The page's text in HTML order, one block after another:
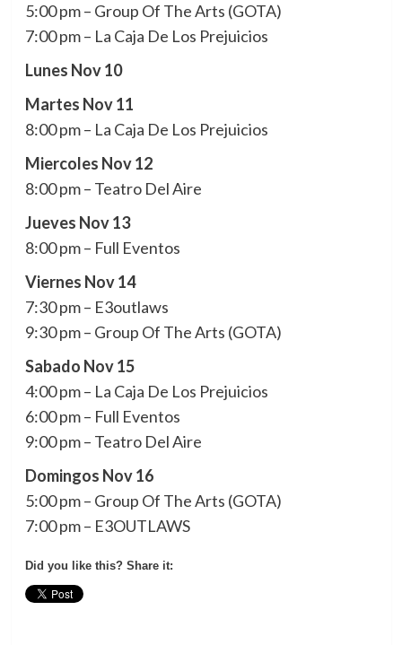
5:00 pm – Group Of The Arts (GOTA)
7:00 pm – La Caja De Los Prejuicios
Lunes Nov 10
Martes Nov 11
8:00 pm – La Caja De Los Prejuicios
Miercoles Nov 12
8:00 pm – Teatro Del Aire
Jueves Nov 13
8:00 pm – Full Eventos
Viernes Nov 14
7:30 pm – E3outlaws
9:30 pm – Group Of The Arts (GOTA)
Sabado Nov 15
4:00 pm – La Caja De Los Prejuicios
6:00 pm – Full Eventos
9:00 pm – Teatro Del Aire
Domingos Nov 16
5:00 pm – Group Of The Arts (GOTA)
7:00 pm – E3OUTLAWS
Did you like this? Share it: